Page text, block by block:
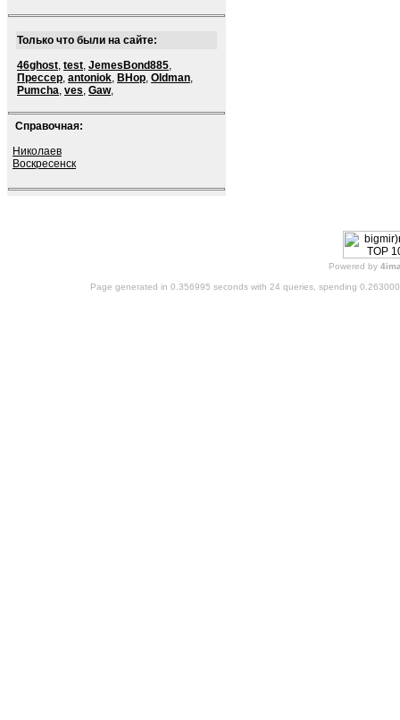
Только что были на сайте:
46ghost, test, JemesBond885,
Прессер, antoniok, BHop, Oldman,
Pumcha, ves, Gaw,
Справочная:
Николаев
Воскресенск
Powered by
Page generated in 0.356995 seconds with 24 queries, spending